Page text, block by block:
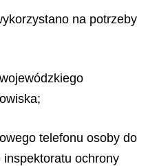
na potrzeby
telefonu osoby do
ochrony